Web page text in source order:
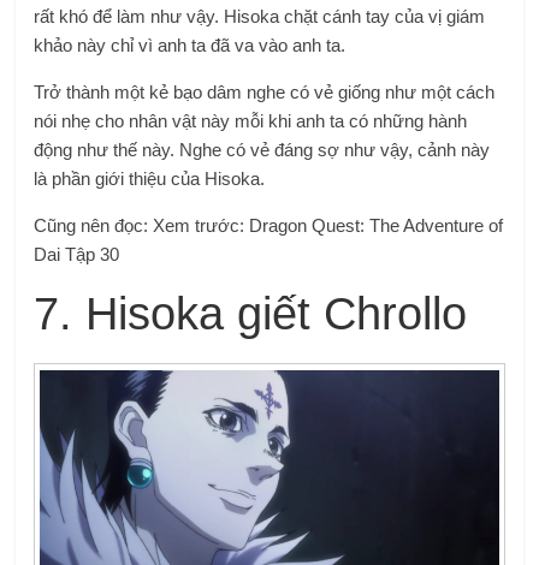
rất khó để làm như vậy. Hisoka chặt cánh tay của vị giám
khảo này chỉ vì anh ta đã va vào anh ta.
Trở thành một kẻ bạo dâm nghe có vẻ giống như một cách
nói nhẹ cho nhân vật này mỗi khi anh ta có những hành
động như thế này. Nghe có vẻ đáng sợ như vậy, cảnh này
là phần giới thiệu của Hisoka.
Cũng nên đọc: Xem trước: Dragon Quest: The Adventure of
Dai Tập 30
7. Hisoka giết Chrollo